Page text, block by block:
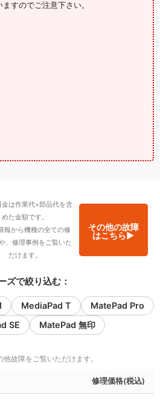
すのでご注意下さい。
は作業代+部品代を含
めた金額です。
報から機種の全ての修
、修理事例をご覧いた
だけます。
その他の故障
はこちら▶︎
ズで絞り込む：
MediaPad T
MatePad Pro
SE MatePad 無印
修理価格(税込)